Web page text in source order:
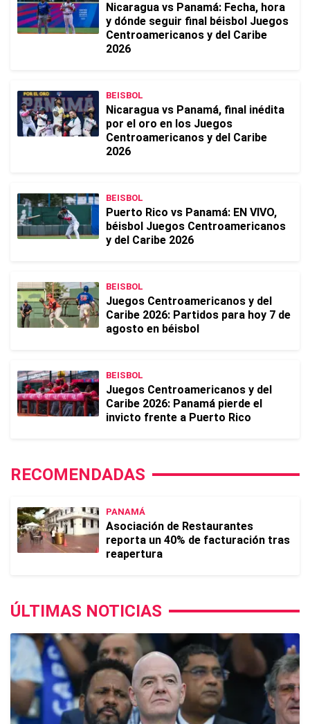
Nicaragua vs Panamá: Fecha, hora
y dónde seguir final béisbol Juegos
Centroamericanos y del Caribe
2026
BEISBOL
Nicaragua vs Panamá, final inédita
por el oro en los Juegos
Centroamericanos y del Caribe
2026
BEISBOL
Puerto Rico vs Panamá: EN VIVO,
béisbol Juegos Centroamericanos
y del Caribe 2026
BEISBOL
Juegos Centroamericanos y del
Caribe 2026: Partidos para hoy 7 de
agosto en béisbol
BEISBOL
Juegos Centroamericanos y del
Caribe 2026: Panamá pierde el
invicto frente a Puerto Rico
RECOMENDADAS
PANAMÁ
Asociación de Restaurantes
reporta un 40% de facturación tras
reapertura
ÚLTIMAS NOTICIAS